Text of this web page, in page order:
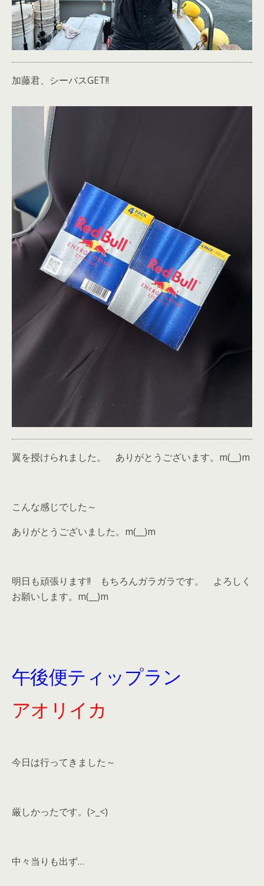
加藤君、シーバスGET!!
翼を授けられました。 ありがとうございます。m(__)m
こんな感じでした～
ありがとうございました。m(__)m
明日も頑張ります!! もちろんガラガラです。 よろしく
お願いします。m(__)m
午後便ティップラン
アオリイカ
今日は行ってきました～
厳しかったです。(>_<)
中々当りも出ず…